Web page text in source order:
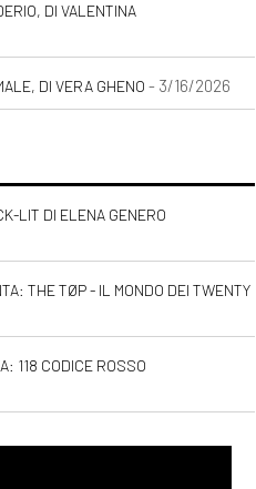
DI VALENTINA
DI VERA GHENO - 3/16/2026
LIT DI ELENA GENERO
THE TØP - IL MONDO DEI TWENTY
118 CODICE ROSSO